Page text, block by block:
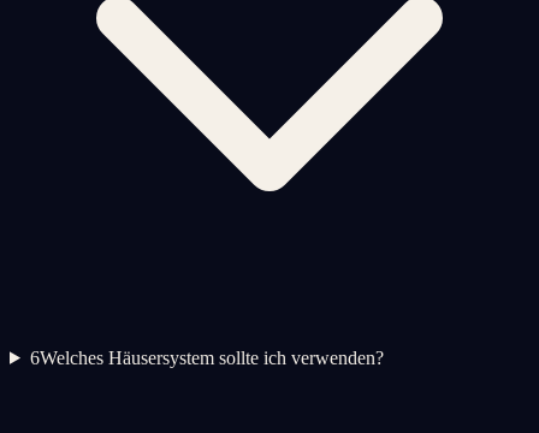
6Welches Häusersystem sollte ich verwenden?